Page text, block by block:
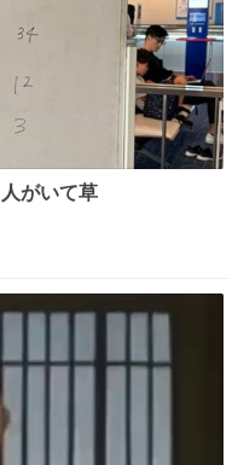
がいて草